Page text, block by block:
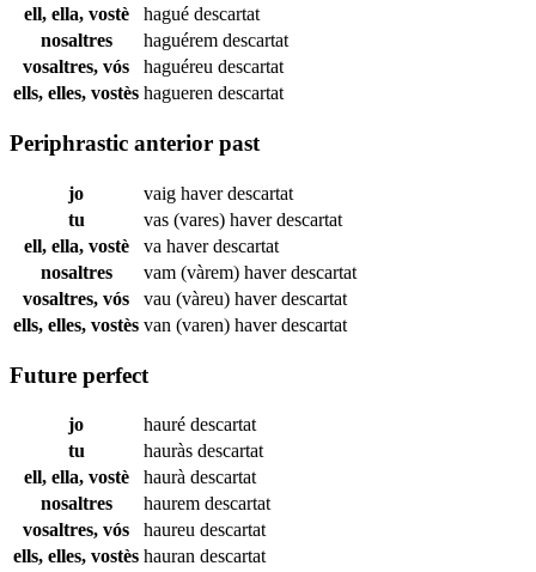
ell, ella, vostè
hagué descartat
nosaltres
haguérem descartat
vosaltres, vós
haguéreu descartat
ells, elles, vostès hagueren descartat
Periphrastic anterior past
jo vaig haverdescartat
tu
vas (vares) haverdescartat
ell, ella, vostè
va haverdescartat
nosaltres
vam (vàrem) haverdescartat
vosaltres, vós
vau (vàreu) haverdescartat
ells, elles, vostès van (varen) haverdescartat
Future perfect
jo hauré descartat
tu
hauràs descartat
ell, ella, vostè
haurà descartat
nosaltres
haurem descartat
vosaltres, vós
haureu descartat
ells, elles, vostès hauran descartat